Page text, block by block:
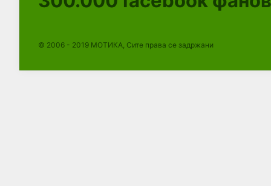
© 2006 - 2019 МОТИКА, Сите права се задржани